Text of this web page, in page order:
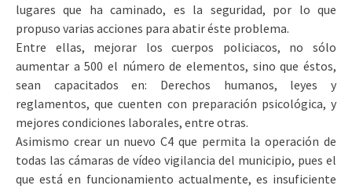
lugares que ha caminado, es la seguridad, por lo que
propuso varias acciones para abatir éste problema.
Entre ellas, mejorar los cuerpos policiacos, no sólo
aumentar a 500 el número de elementos, sino que éstos,
sean capacitados en: Derechos humanos, leyes y
reglamentos, que cuenten con preparación psicológica, y
mejores condiciones laborales, entre otras.
Asimismo crear un nuevo C4 que permita la operación de
todas las cámaras de vídeo vigilancia del municipio, pues el
que está en funcionamiento actualmente, es insuficiente